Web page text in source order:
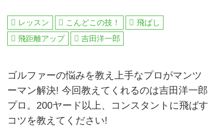
レッスン こんどこの技！
飛ばし
飛距離アップ
吉田洋一郎
ゴルファーの悩みを教え上手なプロがマンツ
ーマン解決! 今回教えてくれるのは吉田洋一郎
プロ。200ヤード以上、コンスタントに飛ばす
コツを教えてください!